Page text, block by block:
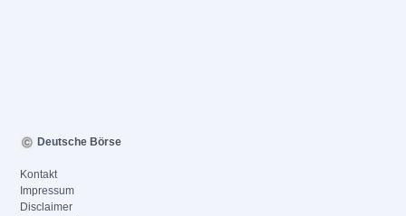
Deutsche Börse
Kontakt
Impressum
Disclaimer